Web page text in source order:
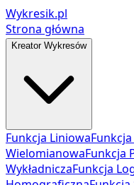
Wykresik.pl
Strona główna
Kreator Wykresów
Funkcja Liniowa
WielomianowaFunkcja
WykładniczaFunkcja